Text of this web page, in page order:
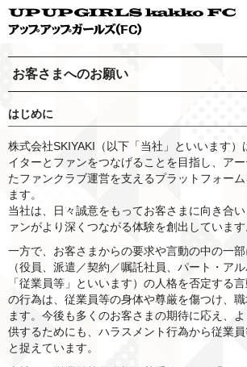
お客さまへのお願い
はじめに
株式会社SKIYAKI（以下「当社」といいます）
イターとファンをつなげることを目指し、ア
たファンクラブ運営を支えるプラットフォー
ます。
当社は、日々誠意をもってお客さまに向き合
ァンがより深くつながる体験を創出しています
一方で、お客さまからの要求や言動の中の一
（役員、派遣／契約／嘱託社員、パート・ア
「従業員等」といいます）の人格を否定する
の行為は、従業員等の身体や尊厳を傷つけ、
ます。今後も多くのお客さまの期待に応え、
供するためにも、ハラスメント行為から従業
と捉えています。